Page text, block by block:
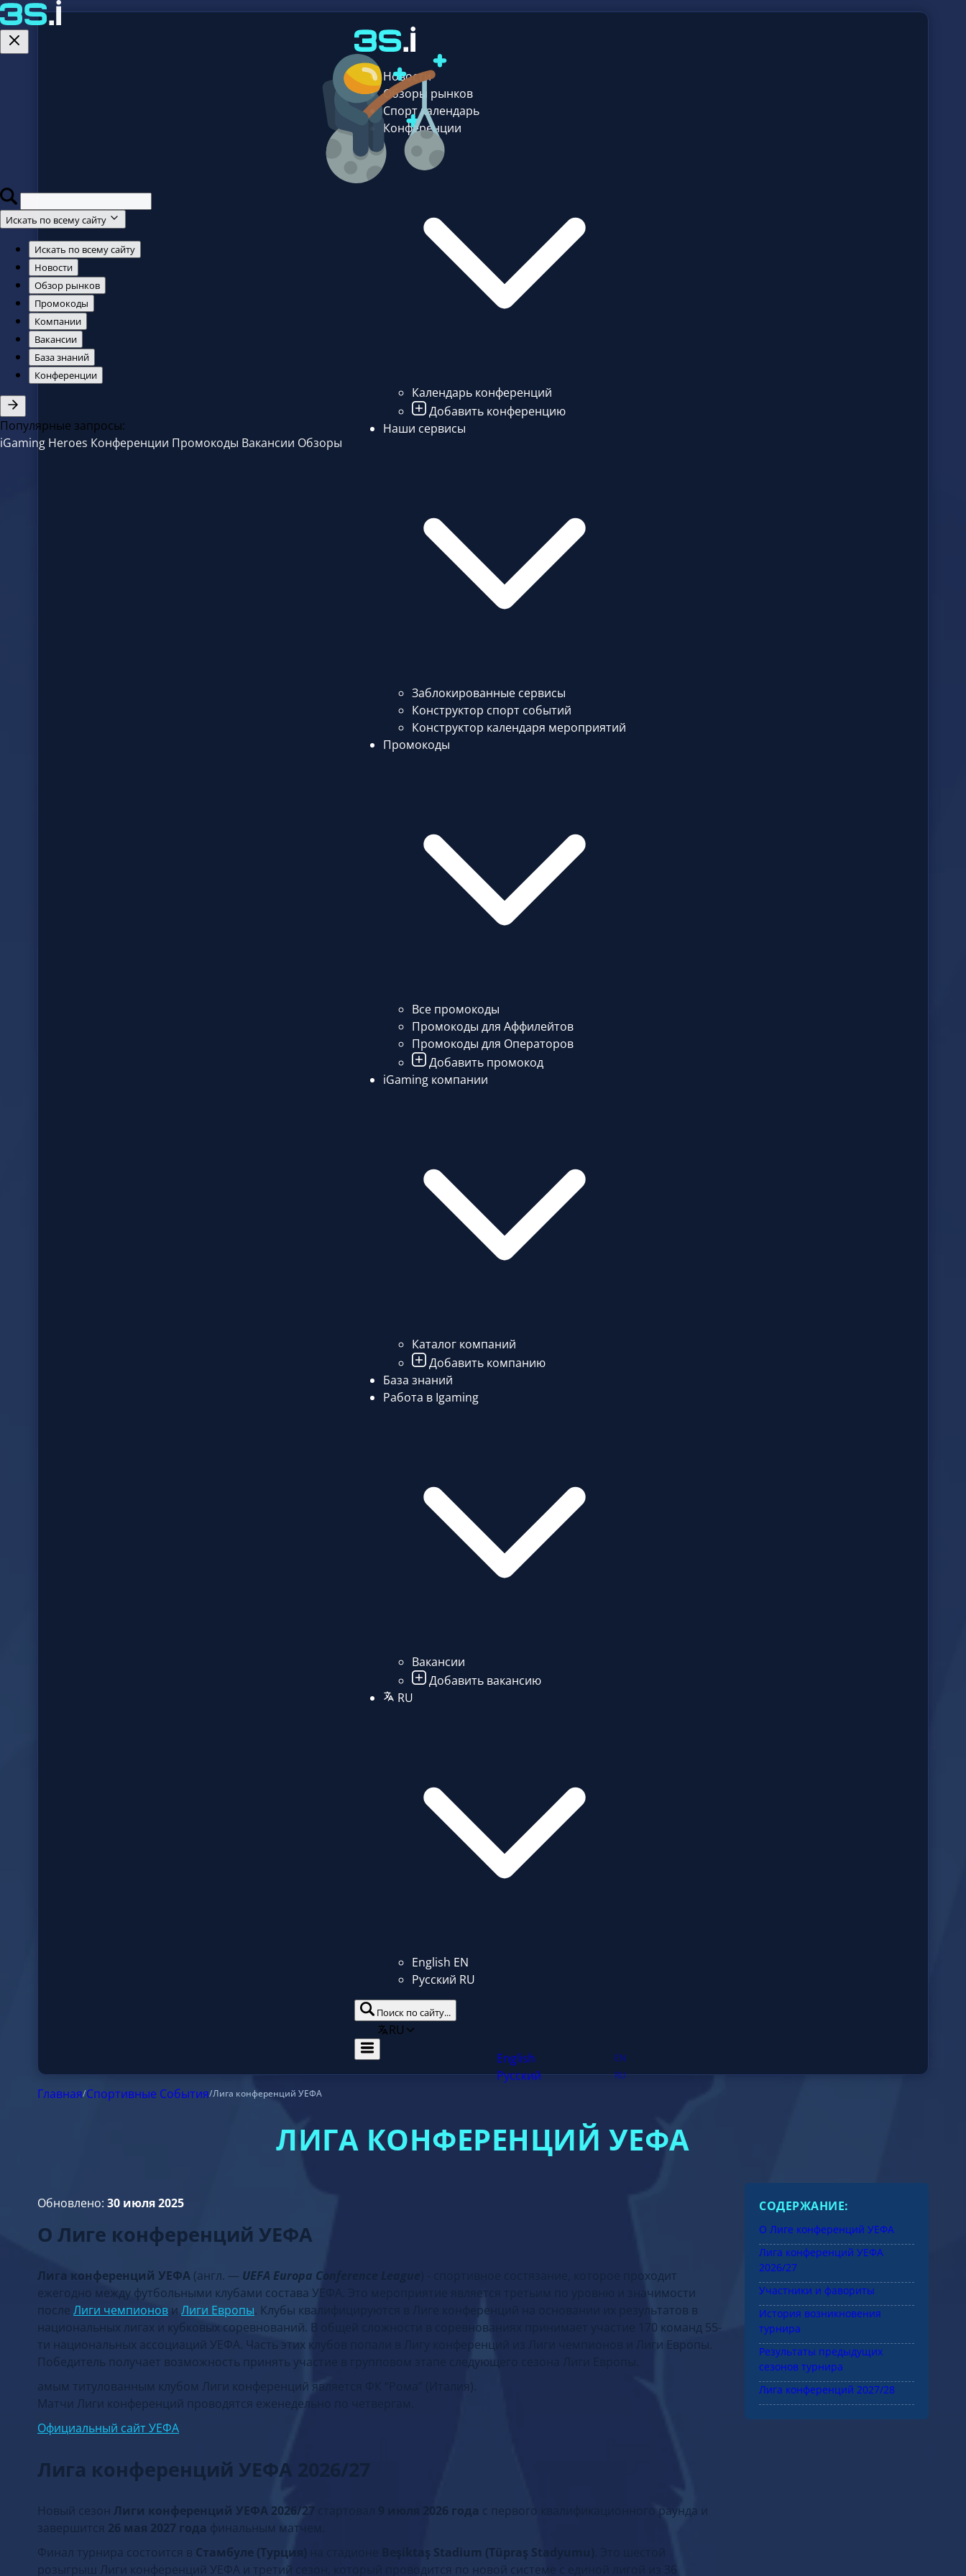
Новости
Обзоры рынков
Спорт календарь
Конференции
Календарь конференций
Добавить конференцию
Наши сервисы
Заблокированные сервисы
Конструктор спорт событий
Конструктор календаря мероприятий
Промокоды
Все промокоды
Промокоды для Аффилейтов
Промокоды для Операторов
Добавить промокод
iGaming компании
Каталог компаний
Добавить компанию
База знаний
Работа в Igaming
Вакансии
Добавить вакансию
RU
English EN
Русский RU
Поиск по сайту...
RU
Спортивные События
ЛИГА КОНФЕРЕНЦИЙ УЕФА
О Лиге конференций УЕФА
Лига конференций УЕФА (англ. — UEFA Europa Conference League ) - спортивное состязание, которое проходит
ежегодно между футбольными клубами состава УЕФА. Это мероприятие является третьим по уровню и значимости
Лиги чемпионов иЛиги Европы . Клубы квалифицируются в Лиге конференций на основании их результатов в
национальных лигах и кубковых соревнований. В общей сложности в соревнованиях принимает участие 170 команд 55-
ти национальных ассоциаций УЕФА. Часть этих клубов попали в Лигу конференций из Лиги чемпионов и Лиги Европы.
Победитель получает возможность принять участие в групповом этапе следующего сезона Лиги Европы.
амым титулованным клубом Лиги конференций является ФК “Рома” (Италия).
Матчи Лиги конференций проводятся еженедельно по четвергам.
Официальный сайт УЕФА
Лига конференций УЕФА 2026/27
Новый сезонЛиги конференций УЕФА 2026/27 9 июля 2026 года
с первого квалификационного раунда и
26 мая 2027 года
финальным матчем.
Финал турнира состоится в
Стамбуле (Турция) на стадионе Beşiktaş Stadium (Tüpraş Stadyumu) . Это шестой
СОДЕРЖАНИЕ:
О Лиге конференций УЕФА
Лига конференций УЕФА
Участники и фавориты
История возникновения
турнира
Результаты предыдущих
сезонов турнира
Лига конференций 2027/28